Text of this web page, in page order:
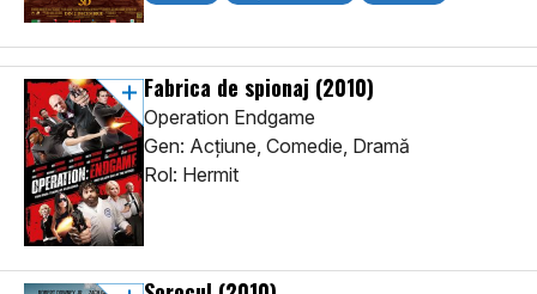
Fabrica de spionaj (2010)
Operation Endgame
Gen: Acţiune, Comedie, Dramă
Rol: Hermit